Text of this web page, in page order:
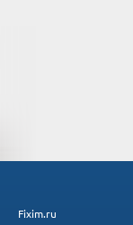
Fixim.ru